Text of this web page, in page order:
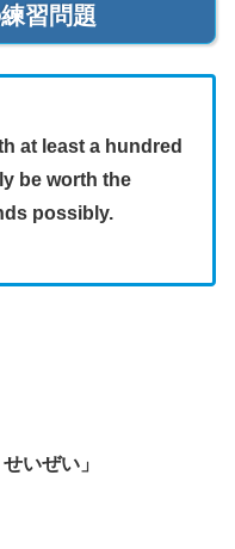
習問題
at least a hundred
be worth the
possibly.
いぜい」